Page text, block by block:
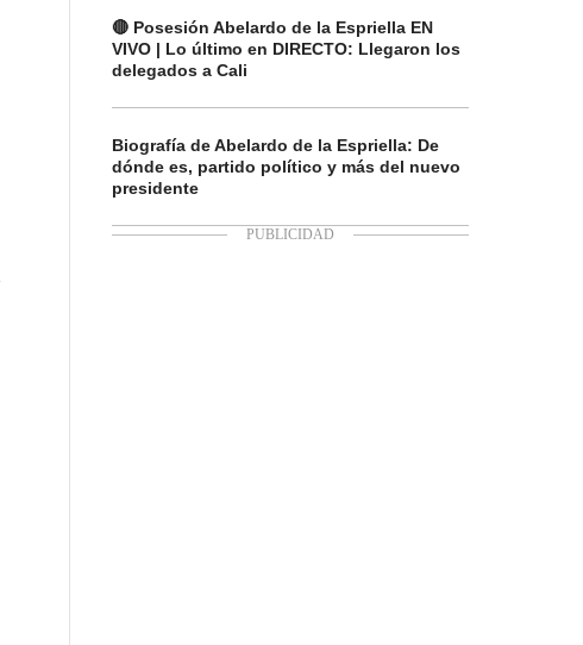
🔴 Posesión Abelardo de la Espriella EN
VIVO | Lo último en DIRECTO: Llegaron los
delegados a Cali
Biografía de Abelardo de la Espriella: De
dónde es, partido político y más del nuevo
presidente